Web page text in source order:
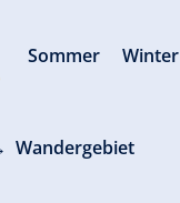
Wandergebiet
Sommer Winter